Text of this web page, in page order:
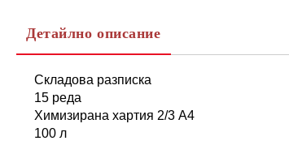
Детайлно описание
Складова разписка
15 реда
Химизирана хартия 2/3 А4
100 л